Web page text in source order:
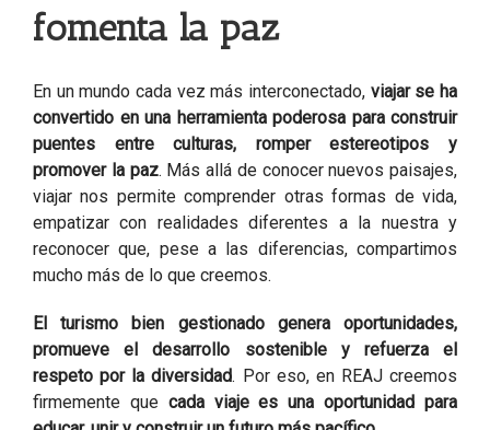
fomenta la paz
En un mundo cada vez más interconectado, viajar se ha
convertido en una herramienta poderosa para construir
puentes entre culturas, romper estereotipos y
promover la paz. Más allá de conocer nuevos paisajes,
viajar nos permite comprender otras formas de vida,
empatizar con realidades diferentes a la nuestra y
reconocer que, pese a las diferencias, compartimos
mucho más de lo que creemos.
El turismo bien gestionado genera oportunidades,
promueve el desarrollo sostenible y refuerza el
respeto por la diversidad. Por eso, en REAJ creemos
firmemente que cada viaje es una oportunidad para